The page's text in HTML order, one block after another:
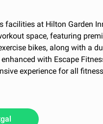
facilities at Hilton Garden
space, featuring
bikes, along with a
with Escape
experience for all